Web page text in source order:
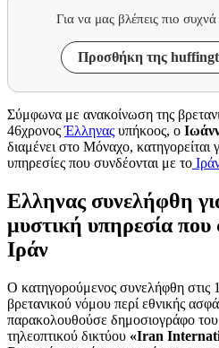
Για να μας βλέπεις πιο
Προσθήκη της
Σύμφωνα με ανακοίνωση της
46χρονοςΈλληνας υπήκοος, ο
διαμένει στο Μόναχο, κατηγορείται
υπηρεσίες που συνδέονται με το
Ελληνας συνελήφθη
μυστική υπηρεσία που
Ιράν
Ο κατηγορούμενος συνελήφθη στις
βρετανικού νόμου περί εθνικής
παρακολουθούσε δημοσιογράφο του
τηλεοπτικού δικτύου «Iran